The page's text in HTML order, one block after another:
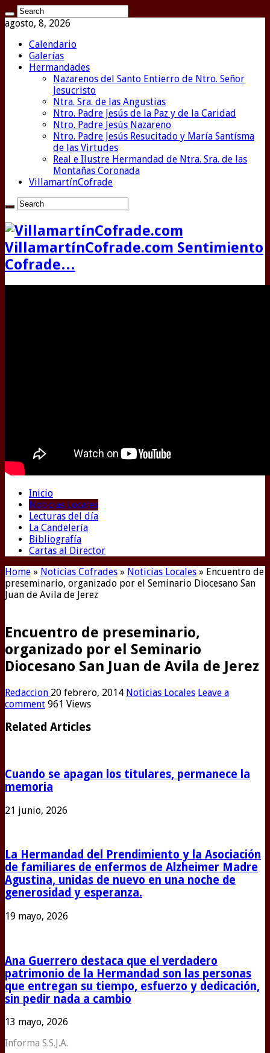
agosto, 8, 2026
Calendario
Galerías
Hermandades
Nazarenos del Santo Entierro de Ntro. Señor
Jesucristo
Ntra. Sra. de las Angustias
Ntro. Padre Jesús de la Paz y de la Caridad
Ntro. Padre Jesús Nazareno
Ntro. Padre Jesús Resucitado y María Santísma
de las Virtudes
Real e Ilustre Hermandad de Ntra. Sra. de las
Montañas Coronada
VillamartínCofrade
VillamartínCofrade.com Sentimiento
Cofrade…
Inicio
Noticias Locales
Lecturas del día
La Candelería
Bibliografía
Cartas al Director
Home » Noticias Cofrades » Noticias Locales » Encuentro de
preseminario, organizado por el Seminario Diocesano San
Juan de Avila de Jerez
Encuentro de preseminario,
organizado por el Seminario
Diocesano San Juan de Avila de Jerez
Redaccion 20 febrero, 2014 Noticias Locales Leave a
comment 961 Views
Related Articles
Cuando se apagan los titulares, permanece la
memoria
21 junio, 2026
La Hermandad del Prendimiento y la Asociación
de familiares de enfermos de Alzheimer Madre
Agustina, unidas de nuevo en una noche de
generosidad y esperanza.
19 mayo, 2026
Ana Guerrero destaca que el verdadero
patrimonio de la Hermandad son las personas
que entregan su tiempo, esfuerzo y dedicación,
sin pedir nada a cambio
13 mayo, 2026
Informa S.S.J.A.